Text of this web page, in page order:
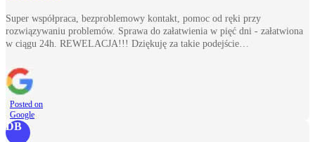
Super współpraca, bezproblemowy kontakt, pomoc od ręki przy
rozwiązywaniu problemów. Sprawa do załatwienia w pięć dni - załatwiona
w ciągu 24h. REWELACJA!!! Dziękuję za takie podejście…
Posted on
Google
DB